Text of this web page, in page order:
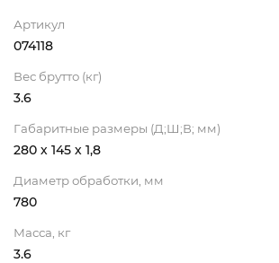
Артикул
074118
Вес брутто (кг)
3.6
Габаритные размеры (Д;Ш;В; мм)
280 х 145 х 1,8
Диаметр обработки, мм
780
Масса, кг
3.6